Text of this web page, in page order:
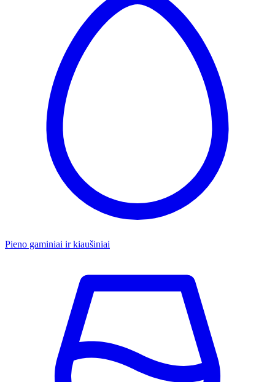
Pieno gaminiai ir kiaušiniai